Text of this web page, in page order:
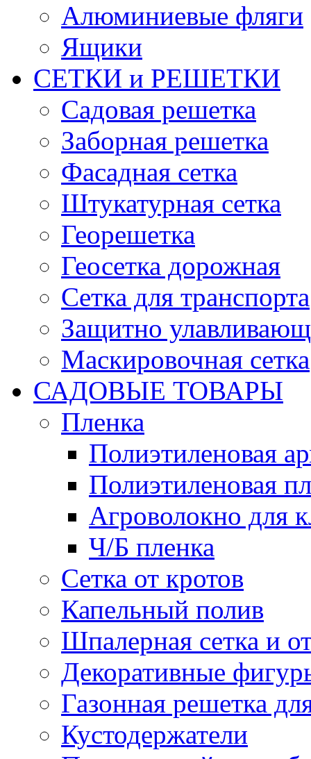
Алюминиевые фляги
Ящики
СЕТКИ и РЕШЕТКИ
Садовая решетка
Заборная решетка
Фасадная сетка
Штукатурная сетка
Георешетка
Геосетка дорожная
Сетка для транспорта
Защитно
Маскировочная сетка
САДОВЫЕ ТОВАРЫ
Пленка
Полиэтиленовая
Полиэтиленовая
Агроволокно для
Ч/Б пленка
Сетка от кротов
Капельный полив
Шпалерная сетка и
Декоративные
Газонная решетка
Кустодержатели